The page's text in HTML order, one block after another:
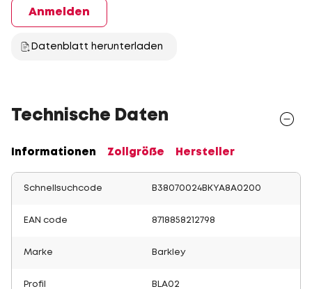
Anmelden
Datenblatt herunterladen
Technische Daten
Informationen Zollgröße Hersteller
Schnellsuchcode B38070024BKYA8A0200
EAN code 8718858212798
Marke Barkley
Profil BLA02